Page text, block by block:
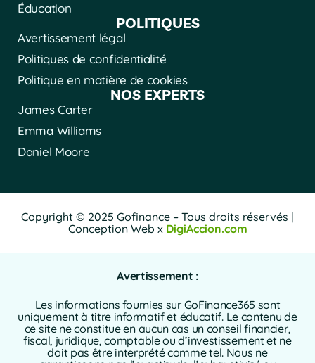
Éducation
POLITIQUES
Avertissement légal
Politiques de confidentialité
Politique en matière de cookies
NOS EXPERTS
James Carter
Emma Williams
Daniel Moore
Copyright © 2025 Gofinance – Tous droits réservés |
Conception Web x DigiAccion.com
Avertissement :
Les informations fournies sur GoFinance365 sont
uniquement à titre informatif et éducatif. Le contenu de
ce site ne constitue en aucun cas un conseil financier,
fiscal, juridique, comptable ou d’investissement et ne
doit pas être interprété comme tel. Nous ne